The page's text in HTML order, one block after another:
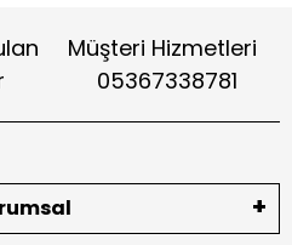
Müşteri Hizmetleri
05367338781